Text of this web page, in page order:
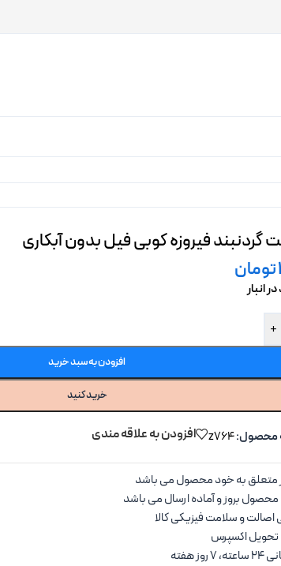
گردنبند فیروزه کوبی فیل بدون آبکاری
تومان
انبار
+
افزودن به سبد خرید
خرید کنید
محصول:z764 افزودن به علاقه مندی
متعلق به خود محصول می باشد
بروز و آماده ارسال می باشد
اصالت و سلامت فیزیکی کالا
تحویل اکسپرس
روز هفته